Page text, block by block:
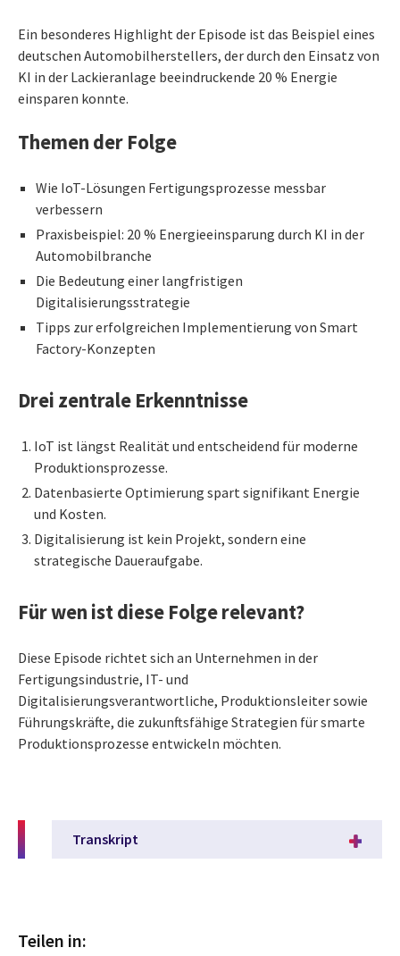
Ein besonderes Highlight der Episode ist das Beispiel eines
deutschen Automobilherstellers, der durch den Einsatz von
KI in der Lackieranlage beeindruckende 20 % Energie
einsparen konnte.
Themen der Folge
Wie IoT-Lösungen Fertigungsprozesse messbar
verbessern
Praxisbeispiel: 20 % Energieeinsparung durch KI in der
Automobilbranche
Die Bedeutung einer langfristigen
Digitalisierungsstrategie
Tipps zur erfolgreichen Implementierung von Smart
Factory-Konzepten
Drei zentrale Erkenntnisse
IoT ist längst Realität und entscheidend für moderne
Produktionsprozesse.
Datenbasierte Optimierung spart signifikant Energie
und Kosten.
Digitalisierung ist kein Projekt, sondern eine
strategische Daueraufgabe.
Für wen ist diese Folge relevant?
Diese Episode richtet sich an Unternehmen in der
Fertigungsindustrie, IT- und
Digitalisierungsverantwortliche, Produktionsleiter sowie
Führungskräfte, die zukunftsfähige Strategien für smarte
Produktionsprozesse entwickeln möchten.
Transkript
Teilen in: